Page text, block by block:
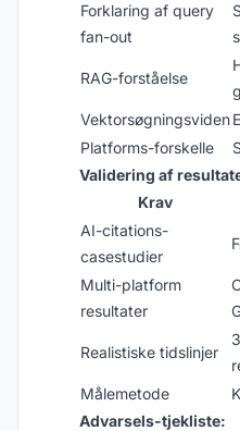
Forklaring af query
fan-out
RAG-forståelse
Vektorsøgningsviden
Platforms-forskelle
Validering af
Krav
AI-citations-
casestudier
Multi-platform
resultater
Realistiske tidslinjer
Målemetode
Advarsels-tjekliste: